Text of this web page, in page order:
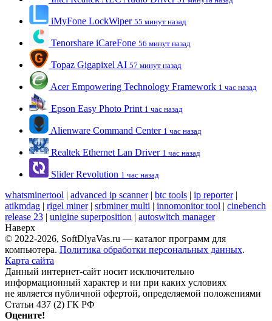
iMyFone LockWiper 55 минут назад
Tenorshare iCareFone 56 минут назад
Topaz Gigapixel AI 57 минут назад
Acer Empowering Technology Framework 1 час назад
Epson Easy Photo Print 1 час назад
Alienware Command Center 1 час назад
Realtek Ethernet Lan Driver 1 час назад
Slider Revolution 1 час назад
whatsminertool | advanced ip scanner| btc tools | ip reporter|
atikmdag | rigel miner| srbminer multi | innomonitor tool | cinebench
release 23 | unigine superposition | autoswitch manager
Наверх
© 2022-2026, SoftDlyaVas.ru — каталог программ для
компьютера. Политика обработки персональных данных.
Карта сайта
Данный интернет-сайт носит исключительно
информационный характер и ни при каких условиях
не является публичной офертой, определяемой положениями
Статьи 437 (2) ГК РФ
Оцените!